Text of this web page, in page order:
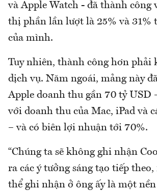
và Apple Watch - đã thành công
thị phần lần lượt là 25% và 31%
của mình.
Tuy nhiên, thành công hơn phải
dịch vụ. Năm ngoái, mảng này
Apple doanh thu gần 70 tỷ USD
với doanh thu của Mac, iPad và
– và có biên lợi nhuận tới 70%.
“Chúng ta sẽ không ghi nhận
ra các ý tưởng sáng tạo tiếp
thể ghi nhận ở ông ấy là một